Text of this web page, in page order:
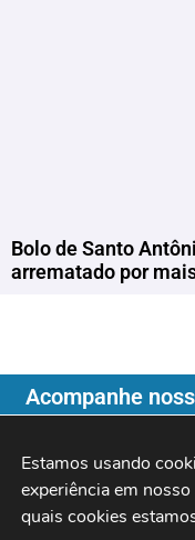
Bolo de Santo
arrematado por
Acompanhe
Copyright ©️
Estamos usando
experiência em
quais cookies